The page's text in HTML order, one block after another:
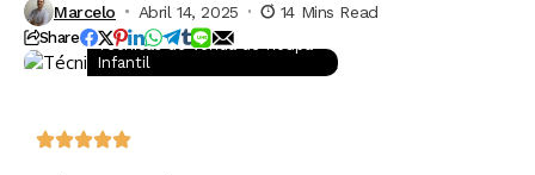
Marcelo Abril 14, 2025 14 Mins Read
Share
Técnicas de Venda de Roupa
Infantil